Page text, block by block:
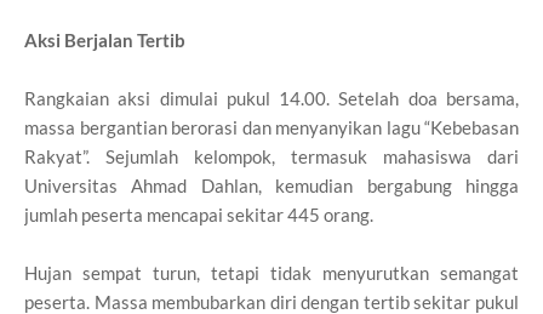
Aksi Berjalan Tertib
Rangkaian aksi dimulai pukul 14.00. Setelah doa bersama,
massa bergantian berorasi dan menyanyikan lagu “Kebebasan
Rakyat”. Sejumlah kelompok, termasuk mahasiswa dari
Universitas Ahmad Dahlan, kemudian bergabung hingga
jumlah peserta mencapai sekitar 445 orang.
Hujan sempat turun, tetapi tidak menyurutkan semangat
peserta. Massa membubarkan diri dengan tertib sekitar pukul